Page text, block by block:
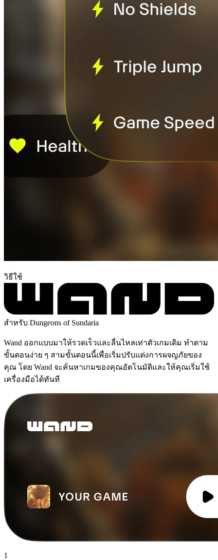
วิธีใช้
สำหรับ Dungeons of Sundaria
Wand ออกแบบมาให้รวดเร็วและลื่นไหลเท่าตัวเกมเดิม ทำตาม
ขั้นตอนง่าย ๆ สามขั้นตอนนี้เพื่อเริ่มปรับแต่งการผจญภัยของ
คุณ โดย Wand จะค้นหาเกมของคุณอัตโนมัติและให้คุณเริ่มใช้
เครื่องมือได้ทันที
1